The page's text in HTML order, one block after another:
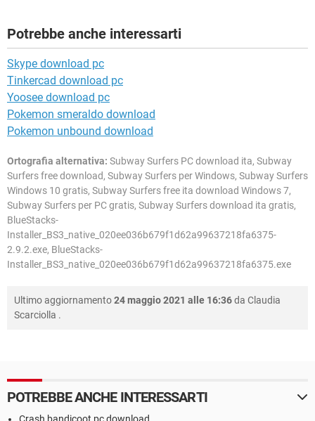
Potrebbe anche interessarti
Skype download pc
Tinkercad download pc
Yoosee download pc
Pokemon smeraldo download
Pokemon unbound download
Ortografia alternativa: Subway Surfers PC download ita, Subway
Surfers free download, Subway Surfers per Windows, Subway Surfers
Windows 10 gratis, Subway Surfers free ita download Windows 7,
Subway Surfers per PC gratis, Subway Surfers download ita gratis,
BlueStacks-
Installer_BS3_native_020ee036b679f1d62a99637218fa6375-
2.9.2.exe, BlueStacks-
Installer_BS3_native_020ee036b679f1d62a99637218fa6375.exe
Ultimo aggiornamento24 maggio 2021 alle 16:36da Claudia
Scarciolla .
POTREBBE ANCHE INTERESSARTI